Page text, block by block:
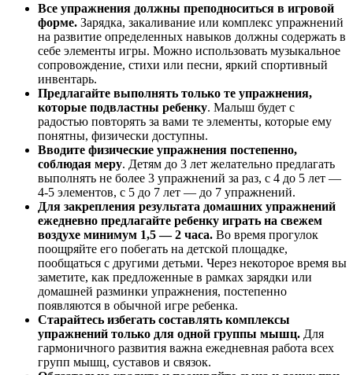
Все упражнения должны преподноситься в игровой
форме. Зарядка, закаливание или комплекс упражнений
на развитие определенных навыков должны содержать в
себе элементы игры. Можно использовать музыкальное
сопровождение, стихи или песни, яркий спортивный
инвентарь.
Предлагайте выполнять только те упражнения,
которые подвластны ребенку. Малыш будет с
радостью повторять за вами те элементы, которые ему
понятны, физически доступны.
Вводите физические упражнения постепенно,
соблюдая меру. Детям до 3 лет желательно предлагать
выполнять не более 3 упражнений за раз, с 4 до 5 лет —
4-5 элементов, с 5 до 7 лет — до 7 упражнений.
Для закрепления результата домашних упражнений
ежедневно предлагайте ребенку играть на свежем
воздухе минимум 1,5 — 2 часа. Во время прогулок
поощряйте его побегать на детской площадке,
пообщаться с другими детьми. Через некоторое время вы
заметите, как предложенные в рамках зарядки или
домашней разминки упражнения, постепенно
появляются в обычной игре ребенка.
Старайтесь избегать составлять комплексы
упражнений только для одной группы мышц. Для
гармоничного развития важна ежедневная работа всех
групп мышц, суставов и связок.